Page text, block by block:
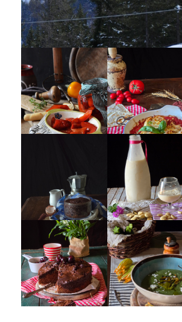
PEPERONI ALLA
PIEMONTESE
GIRANDOLE DI
RICOTTA
MUG CAKE AL
CIOCCOLATO
MANDORLITO
TORTA DOPPIO
CIOCCOLATO E
CILIEGIE
CREMA ESTIVA
DI ZUCCHINE
CON FIORI E
FETA